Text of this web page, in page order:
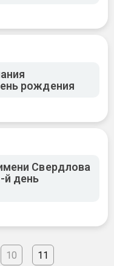
рождения
Свердлова
й день
10 11